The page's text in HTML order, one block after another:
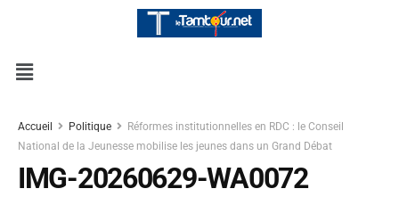
Accueil Politique
Réformes institutionnelles en RDC : le Conseil
National de la Jeunesse mobilise les jeunes dans un Grand Débat
IMG-20260629-WA0072